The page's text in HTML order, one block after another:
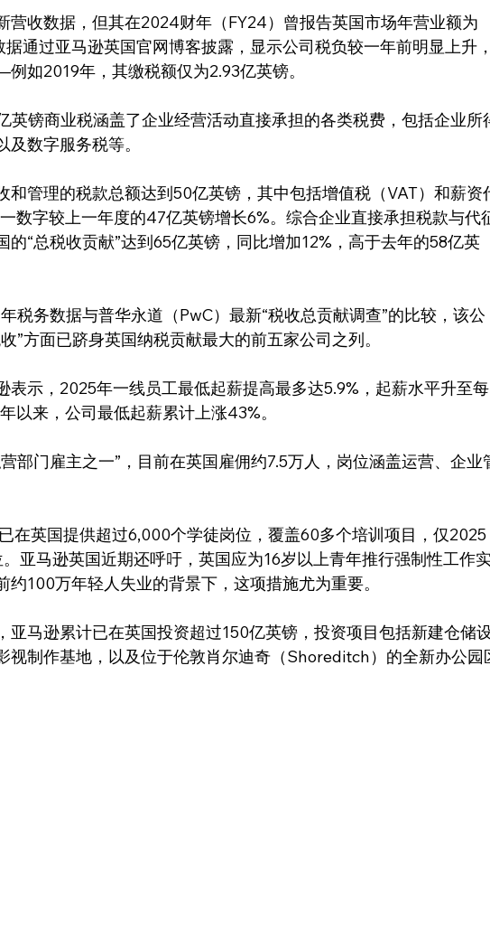
营收数据，但其在2024财年（FY24）曾报告英国市场年营业额为
通过亚马逊英国官网博客披露，显示公司税负较一年前明显上升，
如2019年，其缴税额仅为2.93亿英镑。
英镑商业税涵盖了企业经营活动直接承担的各类税费，包括企业所
数字服务税等。
和管理的税款总额达到50亿英镑，其中包括增值税（VAT）和薪资
数字较上一年度的47亿英镑增长6%。综合企业直接承担税款与代
的“总税收贡献”达到65亿英镑，同比增加12%，高于去年的58亿英
税务数据与普华永道（PwC）最新“税收总贡献调查”的比较，该公
”方面已跻身英国纳税贡献最大的前五家公司之列。
表示，2025年一线员工最低起薪提高最多达5.9%，起薪水平升至每
以来，公司最低起薪累计上涨43%。
部门雇主之一”，目前在英国雇佣约7.5万人，岗位涵盖运营、企业
在英国提供超过6,000个学徒岗位，覆盖60多个培训项目，仅2025
亚马逊英国近期还呼吁，英国应为16岁以上青年推行强制性工作实
约100万年轻人失业的背景下，这项措施尤为重要。
亚马逊累计已在英国投资超过150亿英镑，投资项目包括新建仓储
视制作基地，以及位于伦敦肖尔迪奇（Shoreditch）的全新办公园